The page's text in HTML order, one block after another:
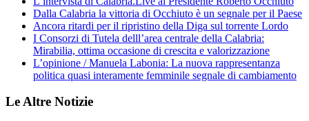
Dalla Calabria la vittoria di Occhiuto è un segnale per il Paese
Ancora ritardi per il ripristino della Diga sul torrente Lordo
I Consorzi di Tutela delll’area centrale della Calabria:
Mirabilia, ottima occasione di crescita e valorizzazione
L’opinione / Manuela Labonia: La nuova rappresentanza
politica quasi interamente femminile segnale di cambiamento
Le Altre Notizie